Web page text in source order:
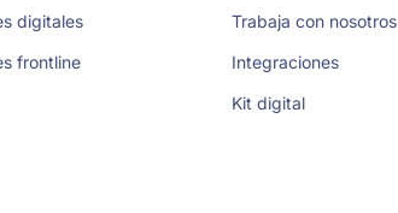
digitales
frontline
Trabaja con nosotros
Integraciones
Kit digital